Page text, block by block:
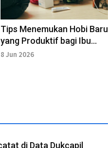
Tips Menemukan Hobi Baru
yang Produktif bagi Ibu
Rumah Tangga
8 Jun 2026
di Data Dukcapil